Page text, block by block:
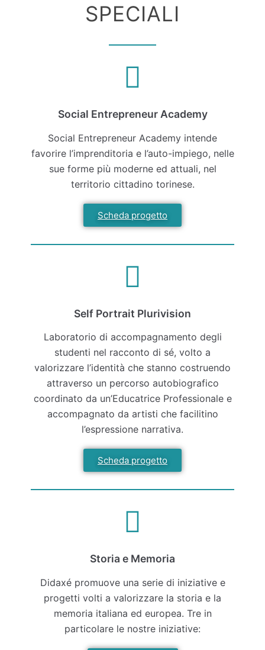
SPECIALI
Social Entrepreneur Academy
Social Entrepreneur Academy intende
favorire l’imprenditoria e l’auto-impiego, nelle
sue forme più moderne ed attuali, nel
territorio cittadino torinese.
Scheda progetto
Self Portrait Plurivision
Laboratorio di accompagnamento degli
studenti nel racconto di sé, volto a
valorizzare l’identità che stanno costruendo
attraverso un percorso autobiografico
coordinato da un’Educatrice Professionale e
accompagnato da artisti che facilitino
l’espressione narrativa.
Scheda progetto
Storia e Memoria
Didaxé promuove una serie di iniziative e
progetti volti a valorizzare la storia e la
memoria italiana ed europea. Tre in
particolare le nostre iniziative: